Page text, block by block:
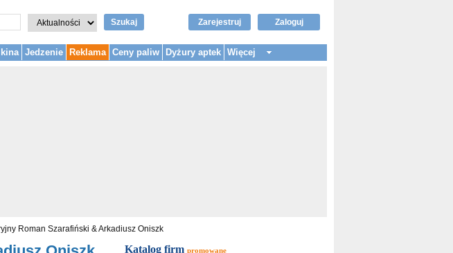
Szukaj Zaloguj
Zarejestruj
Jedzenie Reklama Ceny paliw Dyżury aptek Więcej
Roman Szarafiński & Arkadiusz Oniszk
Katalog firm promowane